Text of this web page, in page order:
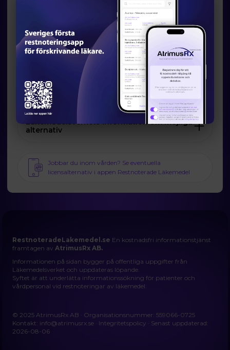
Prognos och förväntad tillgänglighet
Startdatum: 2026-07-23
Slutdatum:2026-09-11
Orsak till restsituation
Företaget har inte godkänt att Läkemedelsverket publicerar den
angivna orsaken.
Läkemedelsverkets information om möjliga
alternativ
Jobbar du inom vården? Se eventuella
licensalternativ i appen Restnoterade Läkemedel
RestnoteradeLakemedel.se En kostnadsfri informationstjänst
framtagen avAtrimusRx AB.
Informationen på sidan bygger på offentliga uppgifter från
Läkemedelsverket och uppdateras löpande.
Syftet är att underlätta informationssökning för patienter och
vårdpersonal vid restnoteringar av läkemedel.
© 2025 AtrimusRx AB · Organisationsnummer: 559066-0725
Kontakt: info@atrimusrx.se · Integritetspolicy · Senast uppdaterad:
2026-08-06